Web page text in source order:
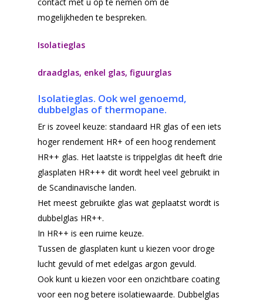
mogelijkheden te bespreken.
Isolatieglas
draadglas, enkel glas, figuurglas
Isolatieglas. Ook wel genoemd,
dubbelglas of thermopane.
Er is zoveel keuze: standaard HR glas of een iets
hoger rendement HR+ of een hoog rendement
HR++ glas. Het laatste is trippelglas dit heeft drie
glasplaten HR+++ dit wordt heel veel gebruikt in
de Scandinavische landen.
Het meest gebruikte glas wat geplaatst wordt is
dubbelglas HR++.
In HR++ is een ruime keuze.
Tussen de glasplaten kunt u kiezen voor droge
lucht gevuld of met edelgas argon gevuld.
Ook kunt u kiezen voor een onzichtbare coating
voor een nog betere isolatiewaarde. Dubbelglas